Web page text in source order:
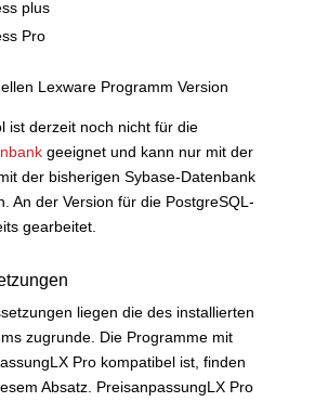
plus
Pro
Lexware Programm Version
ist derzeit noch nicht für die
geeignet und kann nur mit der
der bisherigen Sybase-Datenbank
An der Version für die PostgreSQL-
gearbeitet.
liegen die des installierten
zugrunde. Die Programme mit
Pro kompatibel ist, finden
Absatz. PreisanpassungLX Pro